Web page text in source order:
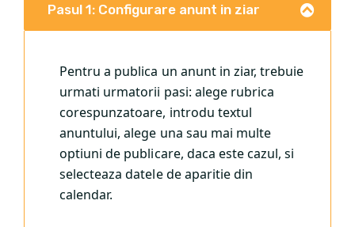
Pasul 1: Configurare anunt in ziar
Pentru a publica un anunt in ziar, trebuie
urmati urmatorii pasi: alege rubrica
corespunzatoare, introdu textul
anuntului, alege una sau mai multe
optiuni de publicare, daca este cazul, si
selecteaza datele de aparitie din
calendar.